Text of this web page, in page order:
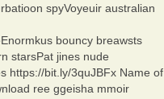
spyVoyeuir australian
bouncy breawsts
starsPat jines nude
https://bit.ly/3quJBFx Name of
ree ggeisha mmoir